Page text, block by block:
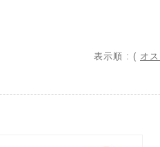
表示順 : ( オ